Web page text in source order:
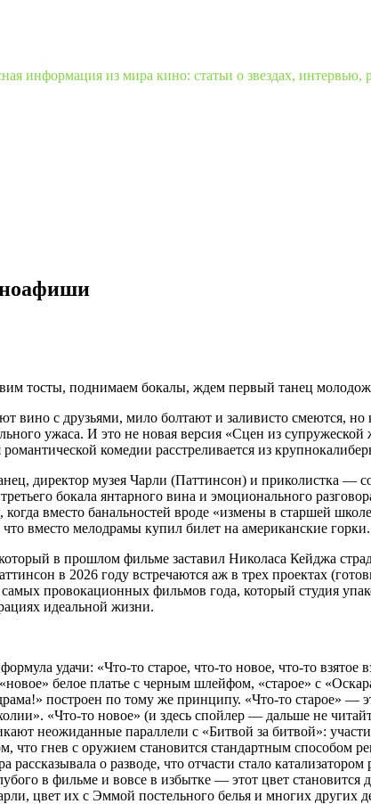
информация из мира кино: статьи о звездах, интервью,
тосты, поднимаем бокалы, ждем первый танец
вино с друзьями, мило болтают и заливисто смеются,
ужаса. И это не новая версия «Сцен из
комедии расстреливается из
директор музея Чарли (Паттинсон) и приколистка —
бокала янтарного вина и эмоционального
вместо банальностей вроде «измены в старшей
вместо мелодрамы купил билет на американские горки.
в прошлом фильме заставил Николаса Кейджа
в 2026 году встречаются аж в трех проектах
провокационных фильмов года, который студия
идеальной жизни.
удачи: «Что-то старое, что-то новое, что-то
белое платье с черным шлейфом, «старое» с
построен по тому же принципу. «Что-то старое»
«Что-то новое» (и здесь спойлер — дальше не
неожиданные параллели с «Битвой за битвой»:
что гнев с оружием становится стандартным
рассказывала о разводе, что отчасти стало
в фильме и вовсе в избытке — этот цвет
цвет их с Эммой постельного белья и многих других